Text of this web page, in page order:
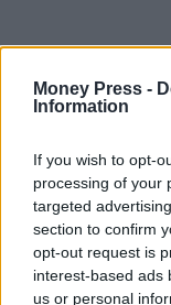
Money Press -
Information
If you wish to opt-
processing of your
targeted
section to confirm
opt-out request is
interest-based ads
us or personal